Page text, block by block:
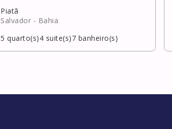
Piatã
Salvador - Bahia
5 quarto(s)4 suite(s)7 banheiro(s)